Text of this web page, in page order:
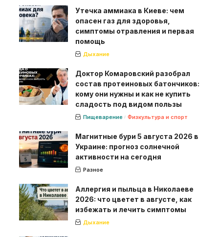
Утечка аммиака в Киеве: чем
опасен газ для здоровья,
симптомы отравления и первая
помощь
Дыхание
Доктор Комаровский разобрал
состав протеиновых батончиков:
кому они нужны и как не купить
сладость под видом пользы
Пищеварение Физкультура и спорт
Магнитные бури 5 августа 2026 в
Украине: прогноз солнечной
активности на сегодня
Разное
Аллергия и пыльца в Николаеве
2026: что цветет в августе, как
избежать и лечить симптомы
Дыхание